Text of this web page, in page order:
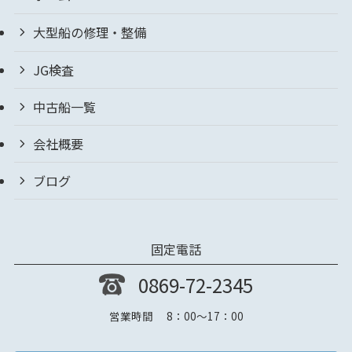
大型船の修理・整備
JG検査
中古船一覧
会社概要
ブログ
固定電話
0869-72-2345
営業時間 8：00～17：00